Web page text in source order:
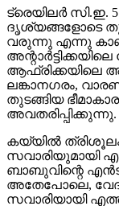
ട്രെയിലര്‍ സി.ഇ.
ദൃശ്യങ്ങളോടെ
വരുന്നു എന്നു
ആഫ്രിക്കയിലെ
ലങ്കാനഗരം,
തുടങ്ങിയ
അവതരിപ്പിക്കുന്നു.
കയ്യില്‍ ത്രിശൂലം
സവാരിയുമായി
ബാബുവിന്റെ
അതേപോലെ,
സവാരിയായി